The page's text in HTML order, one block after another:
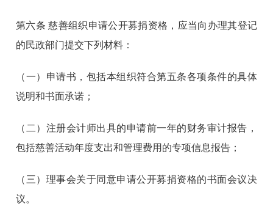
第六条慈善组织申请公开募捐资格，应当向办理其登记
的民政部门提交下列材料：
（一）申请书，包括本组织符合第五条各项条件的具体
说明和书面承诺；
（二）注册会计师出具的申请前一年的财务审计报告，
包括慈善活动年度支出和管理费用的专项信息报告；
（三）理事会关于同意申请公开募捐资格的书面会议决
议。